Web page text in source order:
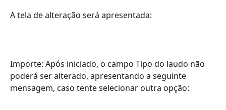
A tela de alteração será apresentada:
Importe: Após iniciado, o campo Tipo do laudo não
poderá ser alterado, apresentando a seguinte
mensagem, caso tente selecionar outra opção: